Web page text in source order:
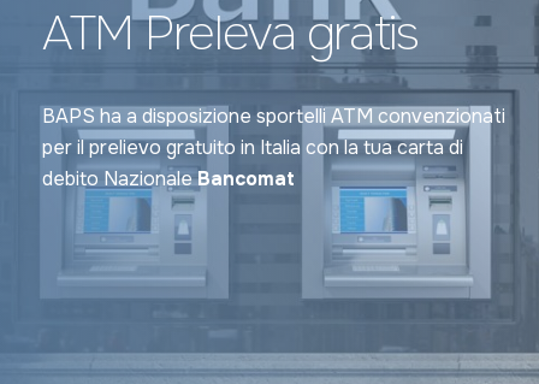
ATM Preleva gratis
BAPS ha a disposizione sportelli ATM convenzionati
per il prelievo gratuito in Italia con la tua carta di
debito NazionaleBancomat